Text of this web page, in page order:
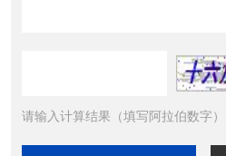
请输入计算结果（填写阿拉伯数字